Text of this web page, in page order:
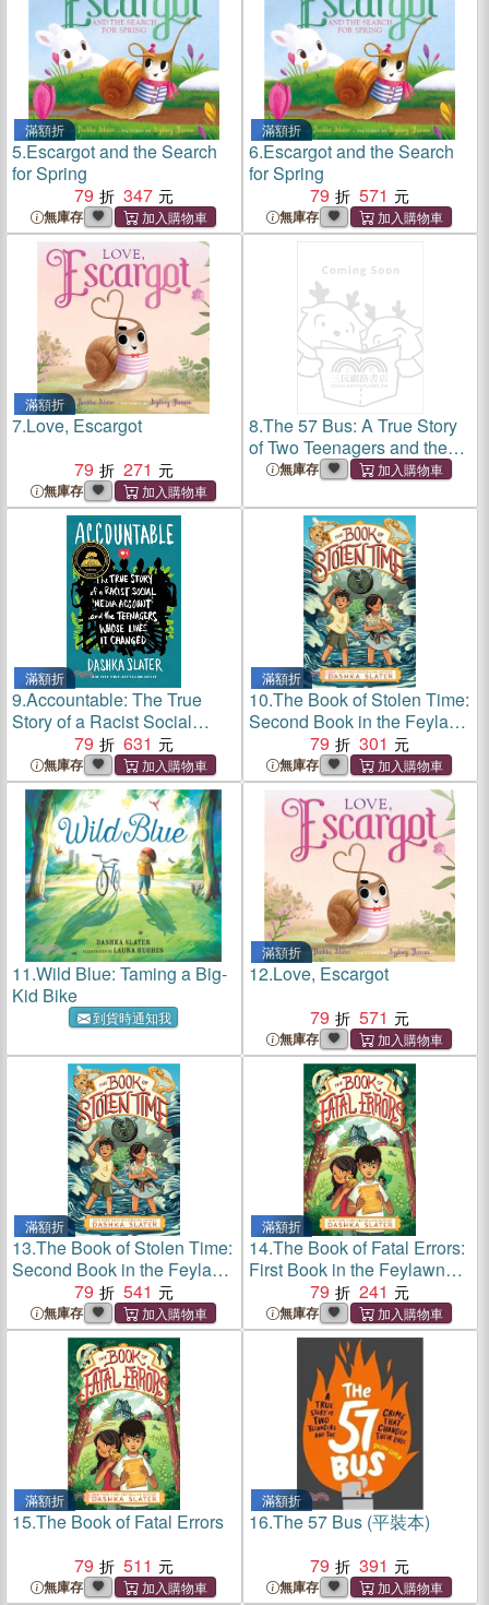
滿額折
5.Escargot and the Search
for Spring
79
347
無庫存
滿額折
6.Escargot and the Search
for Spring
79
571
無庫存
滿額折
7.Love, Escargot
79
271
無庫存
8.The 57 Bus: A True Story
of Two Teenagers and the
Crime That Changed Their
無庫存
滿額折
9.Accountable: The True
Story of a Racist Social
Media Account and the
Teenagers Whose Lives It
Changed
79 631
無庫存
滿額折
10.The Book of Stolen Time:
Second Book in the Feylawn
Chronicles
79 301
無庫存
11.Wild Blue: Taming a Big-
Kid Bike
到貨時通知我
滿額折
12.Love, Escargot
79
571
無庫存
滿額折
13.The Book of Stolen Time:
Second Book in the Feylawn
Chronicles
79 541
無庫存
滿額折
14.The Book of Fatal Errors:
First Book in the Feylawn
Chronicles
79 241
無庫存
滿額折
15.The Book of Fatal Errors
79
511
無庫存
滿額折
16.The 57 Bus (平裝本)
79
391
無庫存